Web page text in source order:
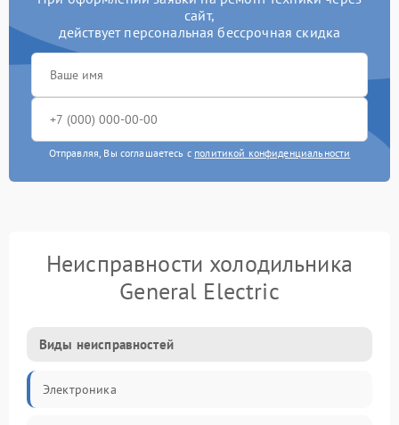
сайт,
действует персональная бессрочная скидка
Отправляя, Вы соглашаетесь с политикой конфиденциальности
Неисправности холодильника
General Electric
Виды неисправностей
Электроника